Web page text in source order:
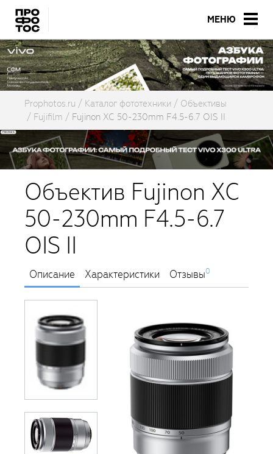
МЕНЮ
Prophotos.ru Каталог фототехники
Объективы
Fujifilm
Fujinon XC 50-230mm F4.5-6.7 OIS II
Объектив Fujinon XC
50-230mm F4.5-6.7
OIS II
Описание Характеристики Отзывы0